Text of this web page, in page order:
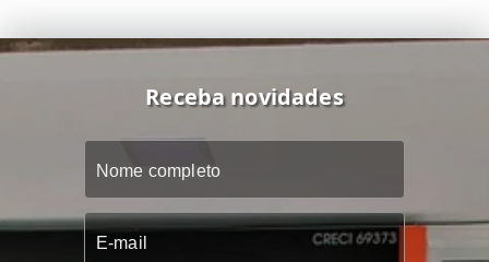
Receba novidades